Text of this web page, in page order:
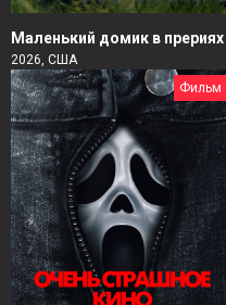
Маленький домик в прериях
2026, США
Фильм